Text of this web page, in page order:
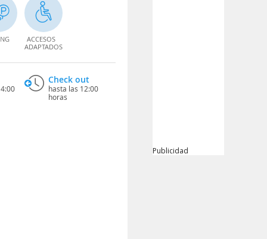
ACCESOS
ADAPTADOS
Check out
hasta las 12:00
horas
Publicidad